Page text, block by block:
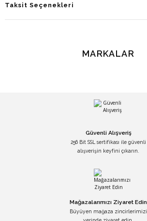
Taksit Seçenekleri
MARKALAR
Güvenli Alışveriş
256 Bit SSL sertifikası ile güvenli
alışverişin keyfini çıkarın.
Mağazalarımızı Ziyaret Edin
Büyüyen mağaza zincirlerimizi